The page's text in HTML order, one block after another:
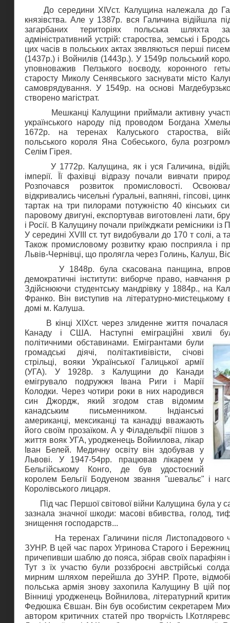
До середини XIVст. Калущина належала до
князівства. Але у 1387р. вся Галичина відійшла
загарбаних територіях польська шляхта
адміністративний устрій: староства, земські і
цих часів в польських актах зявляються перші
(1437р.) і Войнилів (1443р.). У 1549р польський
уповноважив Пелзького воєводу, коронного
старосту Миколу Сенявського заснувати місто
самоврядування. У 1549р. на основі
створено магістрат.
Мешканці Калущини приймали активну участь
українського народу під проводом Богдана
1672р. на теренах Калуського староства,
польського короля Яна Собеського, була
Селім Гірея.
У 1772р. Калущина, як і уся Галичина,
імперії. Її фахівці відразу почали вивчати
Розпочався розвиток промисловості.
відкривались чисельні ґуральні, вапняні, гіпсові,
тартак на три пилорами потужністю 40 кінських
паровому двигуні, експортував виготовлені лати,
і Росії. В Калущину почали приїжджати ремісники із
У середині ХVІІI ст. тут видобували до 170 т солі, а
Також промисловому розвитку краю посприяла і
Львів-Чернівці, що пролягла через Голинь, Калуш,
У 1848р. була скасована панщина,
демократичні інститути: виборче право,
Здійснюючи студентську мандрівку у 1884р., на
Франко. Він виступив на літературно-
домі м. Калуша.
В кінці ХІХст. через злиденне життя почалася
Канаду і США. Наступні еміграційні хвилі
політичними обставинами. Емігрантами були
громадські діячі, політактивівісти, січові
стрільці, вояки Української Галицької армії
(УГА). У 1928р. з Калущини до Канади
емігрувало подружжя Івана Риги і Марії
Колодки. Через чотири роки в них народився
син Джордж, який згодом став відомим
канадським письменником. Індіанські
американці, мексиканці та канадці вважають
його своїм прозаїком. А у Філадельфії пішов з
життя вояк УГА, уродженець Войиилова, лікар
Іван Белей. Медичну освіту він здобував у
Львові. У 1947-54рр. працював лікарем у
Бельгійському Конго, де був удостоєний
королем Бельгії Бодуеном звання "шевальє" і
Королівського лицаря.
Під час Першої світової війни Калущина була у
зазнала значної шкоди: масові вбивства, голод,
знищення господарств...
На теренах Галичини після Листопадового
ЗУНР. В цей час парох Угринова Старого і
причепивши шаблю до пояса, зібрав своїх
Тут з їх участю були роззброєні австрійські
мирним шляхом перейшла до ЗУНР. Проте,
польська армія знову захопила Калущину В цій
Вінниці уродженець Войнилова, літературний
Федюшка Євшан. Він був особистим секретарем
автором критичних статей про творчість